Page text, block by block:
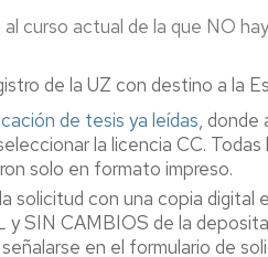
curso actual de la que NO
de la UZ con destino a la
de tesis ya leídas, donde
la licencia CC.
solo en formato impreso.
solicitud con una copia digital
y SIN CAMBIOS de la
en el formulario de